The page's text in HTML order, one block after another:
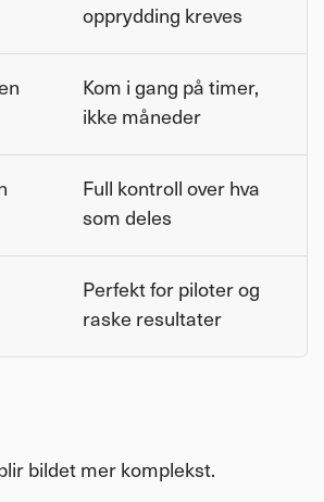
opprydding kreves
Kom i gang på timer,
ikke måneder
Full kontroll over hva
som deles
Perfekt for piloter og
raske resultater
bildet mer komplekst.